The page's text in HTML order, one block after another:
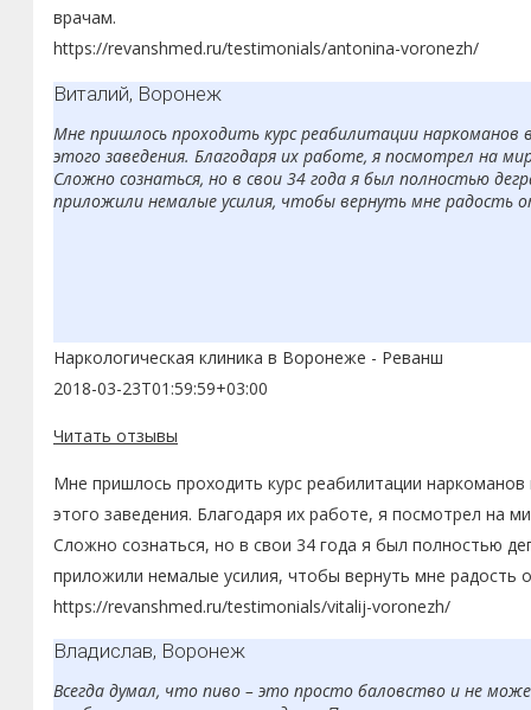
врачам.
https://revanshmed.ru/testimonials/antonina-voronezh/
Виталий, Воронеж
Мне пришлось проходить курс реабилитации наркоманов
этого заведения. Благодаря их работе, я посмотрел на
Сложно сознаться, но в свои 34 года я был полностью
приложили немалые усилия, чтобы вернуть мне радость
Наркологическая клиника в Воронеже - Реванш
2018-03-23T01:59:59+03:00
Читать отзывы
Мне пришлось проходить курс реабилитации
этого заведения. Благодаря их работе, я посмотрел на
Сложно сознаться, но в свои 34 года я был полностью
приложили немалые усилия, чтобы вернуть мне радость
https://revanshmed.ru/testimonials/vitalij-voronezh/
Владислав, Воронеж
Всегда думал, что пиво – это просто баловство и не